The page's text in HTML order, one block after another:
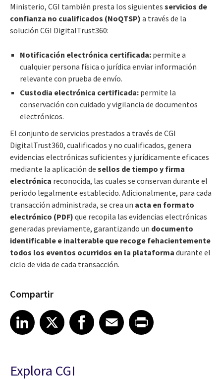
Ministerio, CGI también presta los siguientes servicios de
confianza no cualificados (NoQTSP) a través de la
solución CGI DigitalTrust360:
Notificación electrónica certificada: permite a
cualquier persona física o jurídica enviar información
relevante con prueba de envío.
Custodia electrónica certificada: permite la
conservación con cuidado y vigilancia de documentos
electrónicos.
El conjunto de servicios prestados a través de CGI
DigitalTrust360, cualificados y no cualificados, genera
evidencias electrónicas suficientes y jurídicamente eficaces
mediante la aplicación de sellos de tiempo y firma
electrónica reconocida, las cuales se conservan durante el
periodo legalmente establecido. Adicionalmente, para cada
transacción administrada, se crea un acta en formato
electrónico (PDF) que recopila las evidencias electrónicas
generadas previamente, garantizando un documento
identificable e inalterable que recoge fehacientemente
todos los eventos ocurridos en la plataforma durante el
ciclo de vida de cada transacción.
Compartir
Share article on LinkedIn
LinkedIn
Share article on XShare article on Facebook
Facebook
Share article on Email
EmailShare article on Print
Explora CGI